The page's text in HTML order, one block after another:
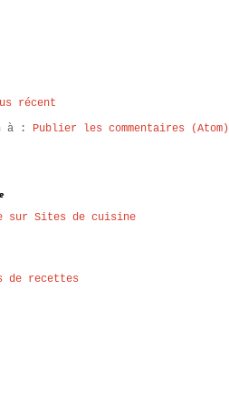
récent
à : Publier les commentaires (Atom)